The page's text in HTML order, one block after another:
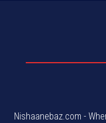
Nishaanebaz.com -